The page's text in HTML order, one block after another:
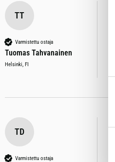
TT
Varmistettu ostaja
Tuomas Tahvanainen
Helsinki, FI
TD
Varmistettu ostaja